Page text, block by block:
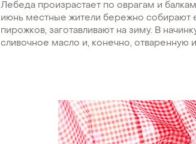
Лебеда произрастает по оврагам и
июнь местные жители бережно собирают
пирожков, заготавливают на зиму. В
сливочное масло и, конечно, отваренную